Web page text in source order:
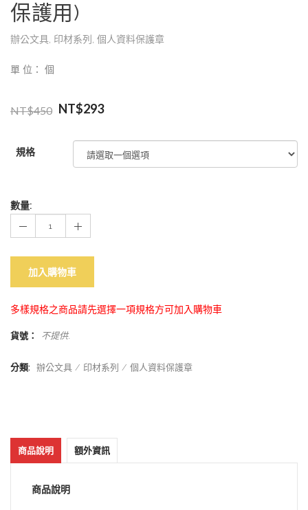
保護用)
辦公文具, 印材系列 , 個人資料保護章
單 位： 個
NT$450 NT$293
規格
數量:
加入購物車
多樣規格之商品請先選擇一項規格方可加入購物車
貨號： 不提供.
分類: 辦公文具 印材系列 個人資料保護章
商品說明 額外資訊
商品說明